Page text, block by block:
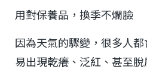
用對保養品，換季不爛臉
因為天氣的驟變，很多人
易出現乾癢、泛紅、甚至